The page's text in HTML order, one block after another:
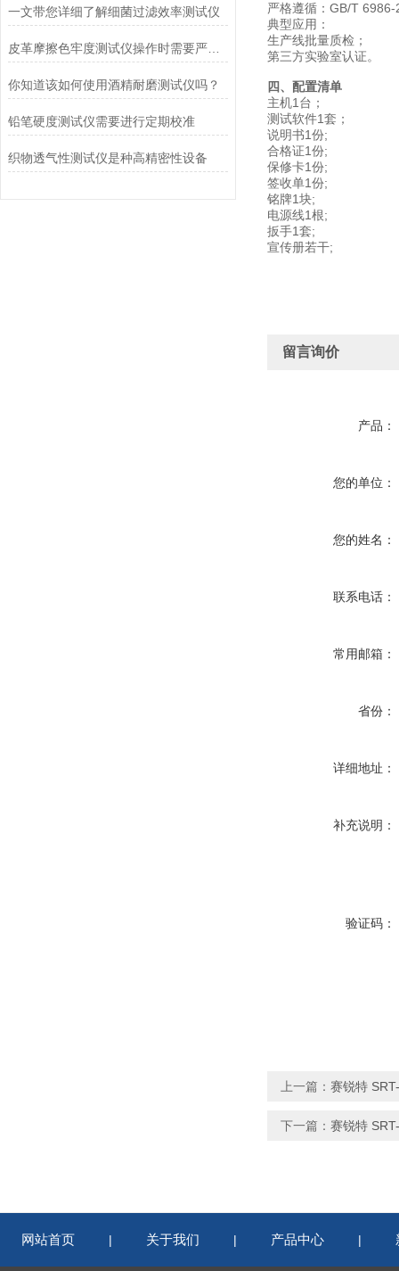
一文带您详细了解细菌过滤效率测试仪
皮革摩擦色牢度测试仪操作时需要严格遵循规程
你知道该如何使用酒精耐磨测试仪吗？
铅笔硬度测试仪需要进行定期校准
织物透气性测试仪是种高精密性设备
严格遵循：GB/T
‌典型应用‌：
生产线批量质检；
第三方实验室认证。
四、配置清单
主机1台；
测试软件1套；
说明书1份;
合格证1份;
保修卡1份;
签收单1份;
铭牌1块;
电源线1根;
扳手1套;
宣传册若干;
留言询价
产品：
您的单位：
您的姓名：
联系电话：
常用邮箱：
省份：
详细地址：
补充说明：
验证码：
上一篇： 赛锐特
下一篇： 赛锐特
网站首页 | 关于我们 | 产品中心 |